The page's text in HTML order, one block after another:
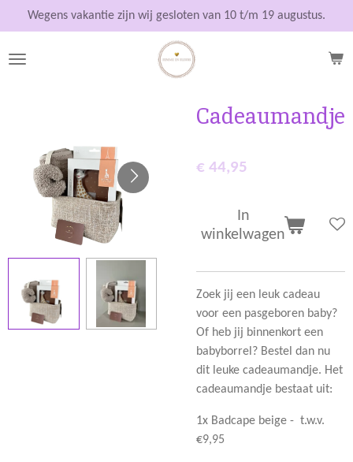
direct
naar
Wegens vakantie zijn wij gesloten van 10 t/m 19 augustus.
Cadeaumandje
€ 44,95
In
winkelwagen
Zoek jij een leuk cadeau
voor een pasgeboren baby?
Of heb jij binnenkort een
babyborrel? Bestel dan nu
dit leuke cadeaumandje. Het
cadeaumandje bestaat uit:
1x Badcape beige - t.w.v.
€9,95